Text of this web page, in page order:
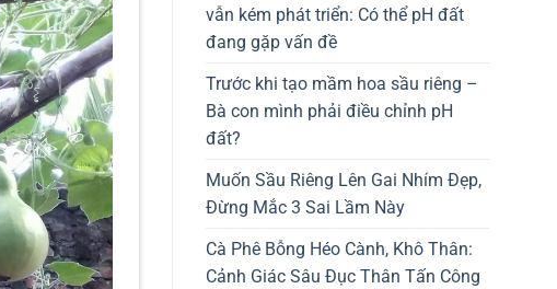
vẫn kém phát triển: Có thể pH đất
đang gặp vấn đề
Trước khi tạo mầm hoa sầu riêng –
Bà con mình phải điều chỉnh pH
đất?
Muốn Sầu Riêng Lên Gai Nhím Đẹp,
Đừng Mắc 3 Sai Lầm Này
Cà Phê Bỗng Héo Cành, Khô Thân:
Cảnh Giác Sâu Đục Thân Tấn Công